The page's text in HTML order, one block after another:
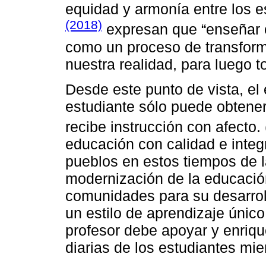
equidad y armonía entre los
(2018) expresan que
como un proceso de
nuestra realidad, para luego
Desde este punto de vista,
estudiante sólo puede
recibe instrucción con afecto.
educación con calidad e
pueblos en estos tiempos de
modernización de la
comunidades para su
un estilo de aprendizaje
profesor debe apoyar y
diarias de los estudiantes